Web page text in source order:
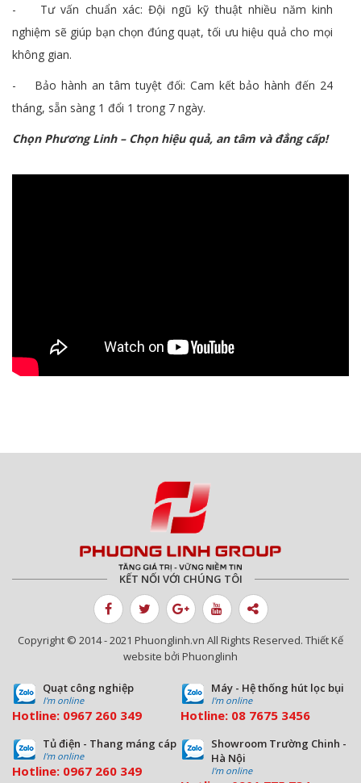
- Tư vấn chuẩn xác: Đội ngũ kỹ thuật nhiều năm kinh
nghiệm sẽ giúp bạn chọn đúng quạt, tối ưu hiệu quả cho mọi
không gian.
- Bảo hành an tâm tuyệt đối: Cam kết bảo hành đến 24
tháng, sẵn sàng 1 đổi 1 trong 7 ngày.
Chọn Phương Linh – Chọn hiệu quả, an tâm và đẳng cấp!
KẾT NỐI VỚI CHÚNG TÔI
Copyright © 2014 - 2021 Phuonglinh.vn All Rights Reserved. Thiết Kế
website bởi Phuonglinh
Quạt công nghiệp
I'm online
Hotline: 0967 260 349
Máy - Hệ thống hút lọc bụi
I'm online
Hotline: 08 7675 3456
Tủ điện - Thang máng cáp
I'm online
Hotline: 0967 260 349
Showroom Trường Chinh -
Hà Nội
I'm online